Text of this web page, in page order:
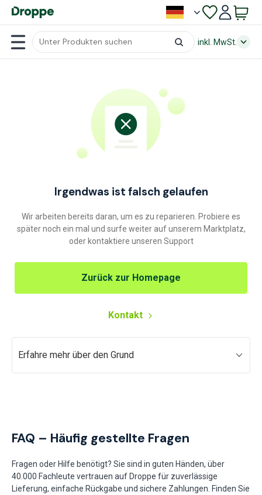
inkl. MwSt.
Irgendwas ist falsch gelaufen
Wir arbeiten bereits daran, um es zu reparieren. Probiere es
später noch ein mal und surfe weiter auf unserem Marktplatz,
oder kontaktiere unseren Support
Zurück zur Homepage
Kontakt
Erfahre mehr über den Grund
FAQ – Häufig gestellte Fragen
Fragen oder Hilfe benötigt? Sie sind in guten Händen, über
40.000 Fachleute vertrauen auf Droppe für zuverlässige
Lieferung, einfache Rückgabe und sichere Zahlungen. Finden Sie